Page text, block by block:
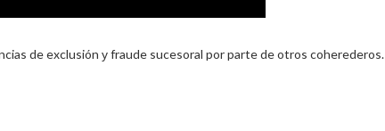
de exclusión у fraude sucesoral por parte de otros coherederos.